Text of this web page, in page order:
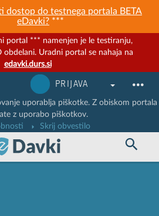
dostop do testnega portala BETA
eDavki? ***
portal *** namenjen je le testiranju,
Uradni portal se nahaja na
edavki.durs.si
PRIJAVA
uporablja piškotke. Z obiskom portala
z uporabo piškotkov.
Skrij obvestilo